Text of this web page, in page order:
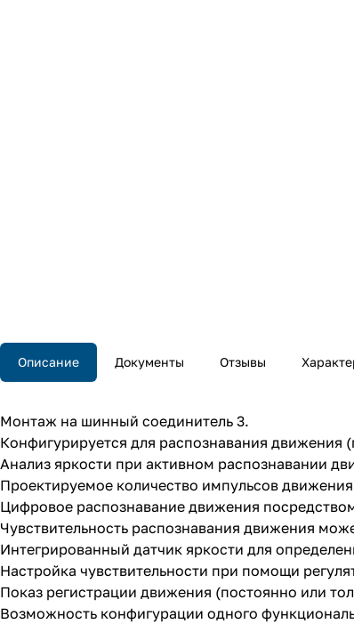
Описание Документы Отзывы
Монтаж на шинный соединитель 3.
Конфигурируется для распознавания
Анализ яркости при активном распознавании
Проектируемое количество импульсов
Цифровое распознавание движения
Чувствительность распознавания движения
Интегрированный датчик яркости для
Настройка чувствительности при помощи
Показ регистрации движения (постоянно или
Возможность конфигурации одного